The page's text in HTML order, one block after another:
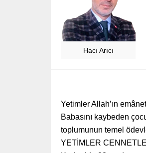
Hacı Arıcı
Yetimler Allah’ın
Babasını kaybeden
toplumunun temel
YETİMLER